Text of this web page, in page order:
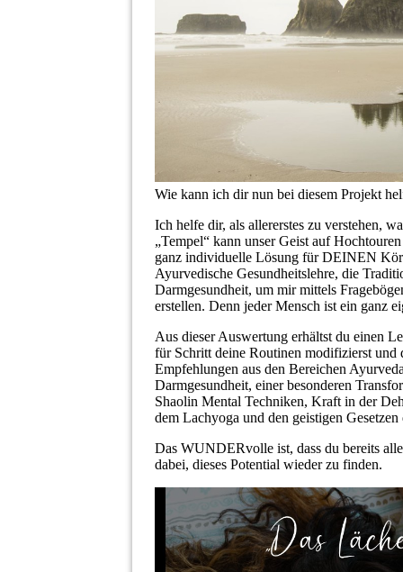
Wie kann ich dir nun bei diesem Projekt
Ich helfe dir, als allererstes zu verstehen,
„Tempel“ kann unser Geist auf
ganz individuelle Lösung für DEINEN
Ayurvedische Gesundheitslehre, die
Darmgesundheit, um mir mittels
erstellen. Denn jeder Mensch ist ein ganz
Aus dieser Auswertung erhältst du einen
für Schritt deine Routinen modifizierst und
Empfehlungen aus den Bereichen
Darmgesundheit, einer besonderen
Shaolin Mental Techniken, Kraft in der
dem Lachyoga und den geistigen
Das WUNDERvolle ist, dass du bereits
dabei, dieses Potential wieder zu finden.